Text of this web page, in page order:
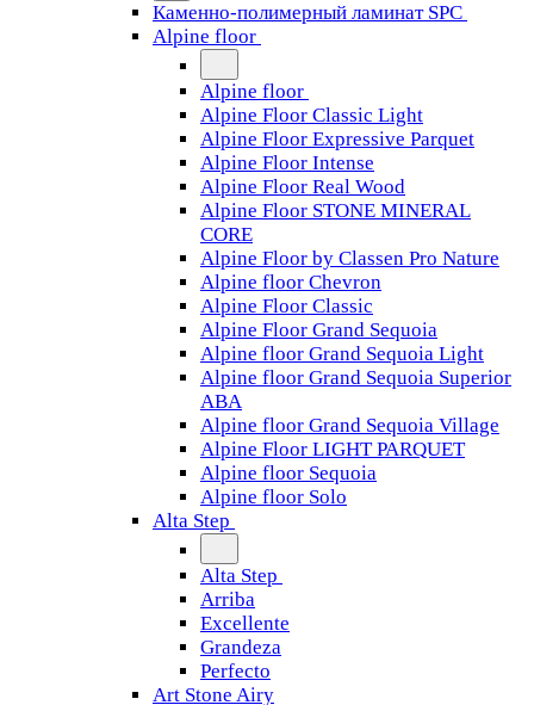
Каменно-полимерный ламинат SPC
Alpine floor
Alpine floor
Alpine Floor Classic Light
Alpine Floor Expressive Parquet
Alpine Floor Intense
Alpine Floor Real Wood
Alpine Floor STONE MINERAL
CORE
Alpine Floor by Classen Pro Nature
Alpine floor Chevron
Alpine Floor Classic
Alpine Floor Grand Sequoia
Alpine floor Grand Sequoia Light
Alpine floor Grand Sequoia Superior
ABA
Alpine floor Grand Sequoia Village
Alpine Floor LIGHT PARQUET
Alpine floor Sequoia
Alpine floor Solo
Alta Step
Alta Step
Arriba
Excellente
Grandeza
Perfecto
Art Stone Airy